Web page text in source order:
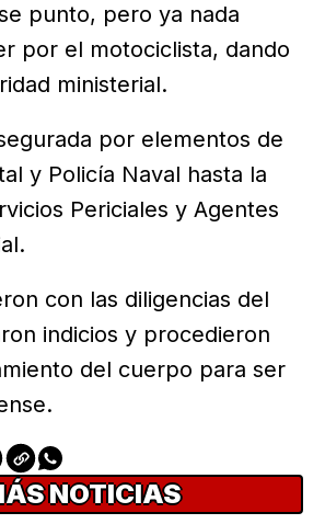
punto, pero ya nada
por el motociclista, dando
ministerial.
por elementos de
y Policía Naval hasta la
Periciales y Agentes
con las diligencias del
indicios y procedieron
del cuerpo para ser
NOTICIAS